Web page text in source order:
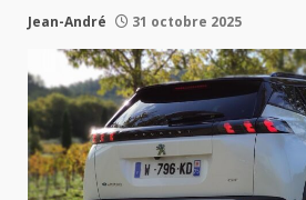
Jean-André 31 octobre 2025